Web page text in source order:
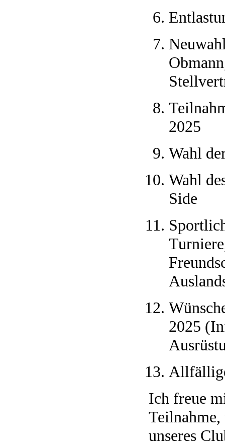
2025
Wahl
Wahl
Side
2025
Ich freue
unseres